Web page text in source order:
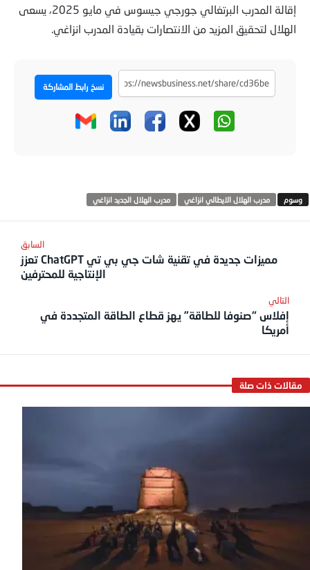
إقالة المدرب البرتغالي جورجي جيسوس في مايو 2025، يسعى
الهلال لتحقيق المزيد من الانتصارات بقيادة المدرب انزاغي.
نسخ رابط المشاركة
مدرب الهلال الايطالي انزاغي مدرب الهلال الجديد انزاغي
مميزات جديدة في تقنية شات جي بي تي ChatGPT تعزز
الإنتاجية للمحترفين
إفلاس “صنوفا للطاقة” يهز قطاع الطاقة المتجددة في
أمريكا